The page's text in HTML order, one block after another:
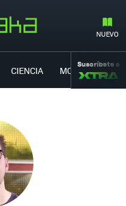
NUEVO
CIENCIA MOVILIDAD
Suscríbete a